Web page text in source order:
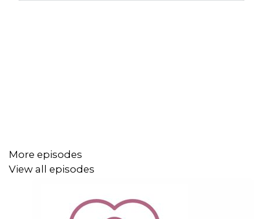
Cette méditation guidée sensuelle t’emmène dans un
espace intérieur intime, doux et libérateur, où tu peux te
reconnecter à ton corps, à tes sensations et à ton monde
More episodes
View all episodes